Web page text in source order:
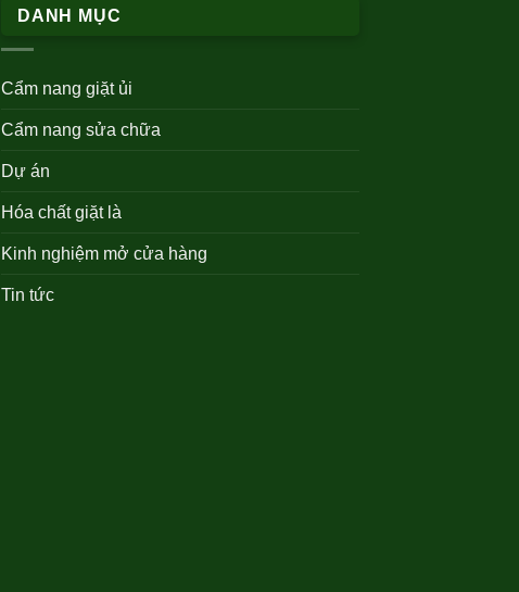
DANH MỤC
Cẩm nang giặt ủi
Cẩm nang sửa chữa
Dự án
Hóa chất giặt là
Kinh nghiệm mở cửa hàng
Tin tức